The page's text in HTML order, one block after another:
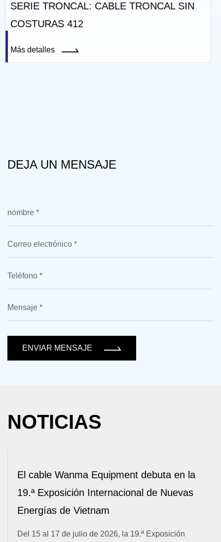
SIN
SERIE TRONCAL: CABLE
COSTURAS 412 CON GELATINA
Más detalles
DEJA UN MENSAJE
ENVIAR MENSAJE
NOTICIAS
en la
Nuevas
Zhiqi Xincheng Strengths
Wanma Equipment Cable 2026
Marketing Conference
To comprehensively review the first half